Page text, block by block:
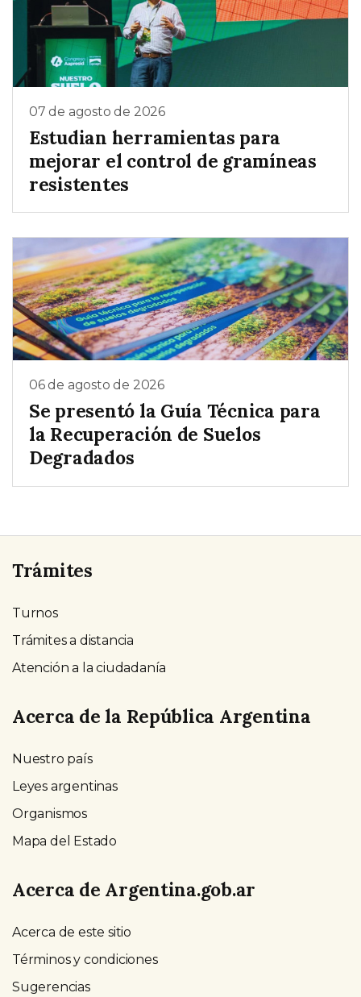
07 de agosto de 2026
Estudian herramientas para
mejorar el control de gramíneas
resistentes
06 de agosto de 2026
Se presentó la Guía Técnica para
la Recuperación de Suelos
Degradados
Trámites
Turnos
Trámites a distancia
Atención a la ciudadanía
Acerca de la República Argentina
Nuestro país
Leyes argentinas
Organismos
Mapa del Estado
Acerca de Argentina.gob.ar
Acerca de este sitio
Términos y condiciones
Sugerencias